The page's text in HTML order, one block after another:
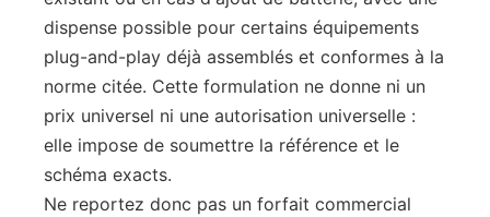
dispense possible pour certains équipements
plug-and-play déjà assemblés et conformes à la
norme citée. Cette formulation ne donne ni un
prix universel ni une autorisation universelle :
elle impose de soumettre la référence et le
schéma exacts.
Ne reportez donc pas un forfait commercial